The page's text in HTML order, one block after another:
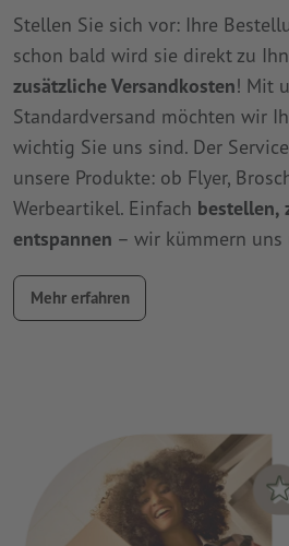
Stellen Sie sich vor: Ihre
schon bald wird sie direkt zu
zusätzliche Versandkosten! Mit
Standardversand möchten wir
wichtig Sie uns sind. Der
unsere Produkte: ob Flyer,
Werbeartikel. Einfach bestellen,
entspannen – wir kümmern uns
Mehr erfahren